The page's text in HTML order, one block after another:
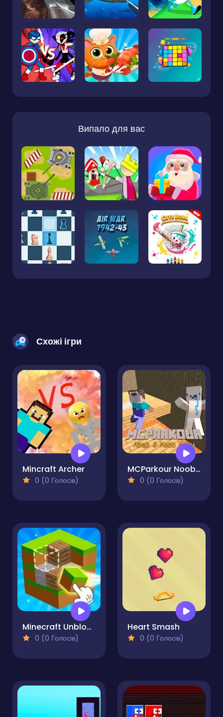
Випало для вас
Схожі ігри
Mincraft Archer
0 (0 Голосів)
MCParkour Noob & Noob Baby
0 (0 Голосів)
Minecraft Unblocked Online
0 (0 Голосів)
Heart Smash
0 (0 Голосів)